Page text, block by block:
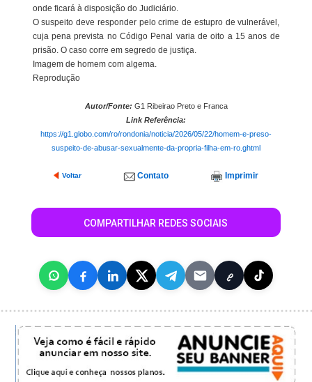
onde ficará à disposição do Judiciário.
O suspeito deve responder pelo crime de estupro de vulnerável,
cuja pena prevista no Código Penal varia de oito a 15 anos de
prisão. O caso corre em segredo de justiça.
Imagem de homem com algema.
Reprodução
Autor/Fonte: G1 Ribeirao Preto e Franca
Link Referência:
https://g1.globo.com/ro/rondonia/noticia/2026/05/22/homem-e-preso-
suspeito-de-abusar-sexualmente-da-propria-filha-em-ro.ghtml
Voltar Contato Imprimir
COMPARTILHAR REDES SOCIAIS